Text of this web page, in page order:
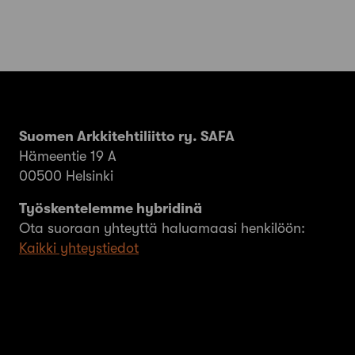
Suomen Arkkitehtiliitto ry. SAFA
Hämeentie 19 A
00500 Helsinki
Työskentelemme hybridinä
Ota suoraan yhteyttä haluamaasi henkilöön:
Kaikki yhteystiedot